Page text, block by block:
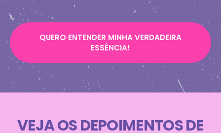
QUERO ENTENDER MINHA VERDADEIRA
ESSÊNCIA!
VEJA OS DEPOIMENTOS DE